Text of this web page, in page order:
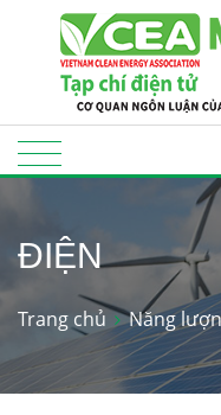
ĐIỆN
Trang chủ Năng